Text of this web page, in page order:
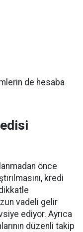
de hesaba
önce
kredi
vadeli gelir
ediyor. Ayrıca
düzenli takip